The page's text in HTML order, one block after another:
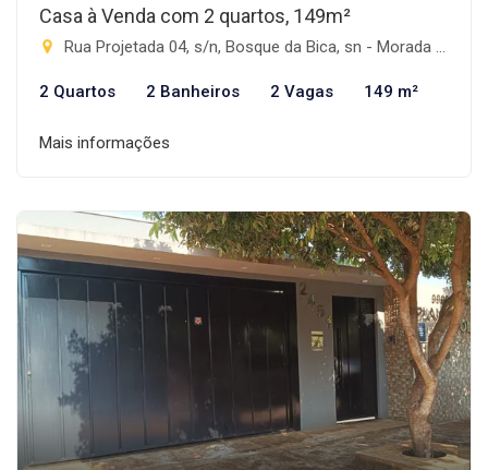
Casa à Venda com 2 quartos, 149m²
Rua Projetada 04, s/n, Bosque da Bica, sn - Morada do Sol, Rio Brilhante-MS
2 Quartos 2 Banheiros 2 Vagas 149 m²
Mais informações